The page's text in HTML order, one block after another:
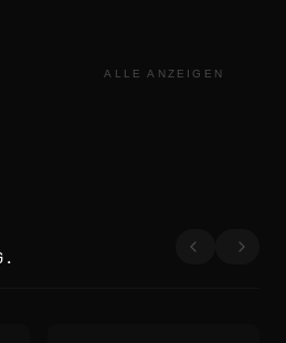
ALLE ANZEIGEN